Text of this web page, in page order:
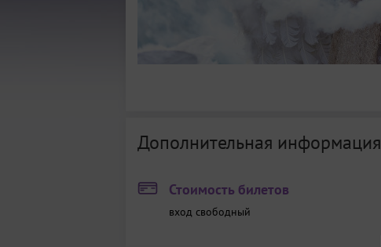
Дополнительная информация
Стоимость билетов
вход свободный